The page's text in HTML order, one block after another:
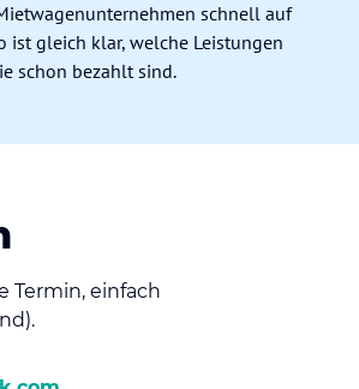
schnell auf
ist gleich klar, welche Leistungen
schon bezahlt sind.
Termin, einfach